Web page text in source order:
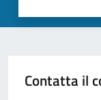
Contatta il